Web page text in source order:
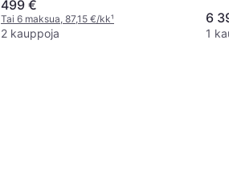
499 €
Tai 6 maksua, 87,15 €/kk¹
2 kauppoja
6
1